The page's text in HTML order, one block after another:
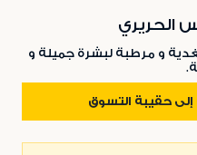
الحريري
و مرطبة لبشرة جميلة و